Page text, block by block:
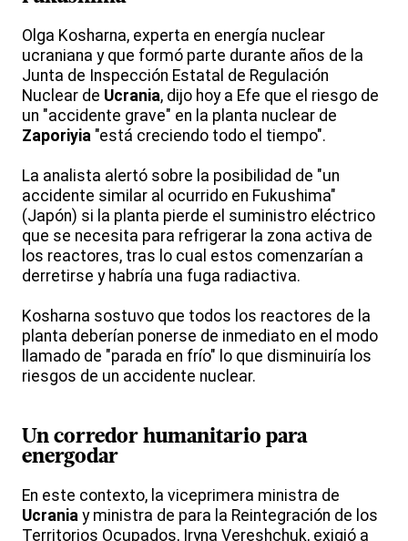
Olga Kosharna, experta en energía nuclear
ucraniana y que formó parte durante años de la
Junta de Inspección Estatal de Regulación
Nuclear de Ucrania, dijo hoy a Efe que el riesgo de
un "accidente grave" en la planta nuclear de
Zaporiyia "está creciendo todo el tiempo".
La analista alertó sobre la posibilidad de "un
accidente similar al ocurrido en Fukushima"
(Japón) si la planta pierde el suministro eléctrico
que se necesita para refrigerar la zona activa de
los reactores, tras lo cual estos comenzarían a
derretirse y habría una fuga radiactiva.
Kosharna sostuvo que todos los reactores de la
planta deberían ponerse de inmediato en el modo
llamado de "parada en frío" lo que disminuiría los
riesgos de un accidente nuclear.
Un corredor humanitario para
energodar
En este contexto, la viceprimera ministra de
Ucrania y ministra de para la Reintegración de los
Territorios Ocupados, Iryna Vereshchuk, exigió a